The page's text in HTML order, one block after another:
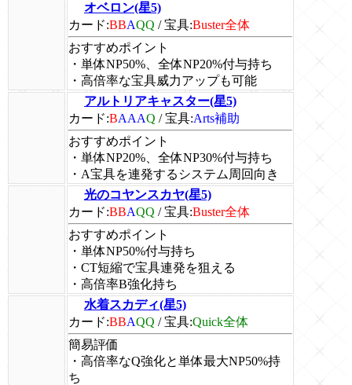
オベロン(星5)
カード:BBAQQ /宝具:Buster全体
おすすめポイント
・単体NP50%、全体NP20%付与持ち
・高倍率な宝具威力アップも可能
アルトリアキャスター(星5)
カード:BAAAQ /宝具:Arts補助
おすすめポイント
・単体NP20%、全体NP30%付与持ち
・A宝具を連発するシステム周回向き
光のコヤンスカヤ(星5)
カード:BBAQQ /宝具:Buster全体
おすすめポイント
・単体NP50%付与持ち
・CT短縮で宝具連発を狙える
・高倍率B強化持ち
水着スカディ(星5)
カード:BBAQQ /宝具:Quick全体
簡易評価
・高倍率なQ強化と単体最大NP50%持
ち